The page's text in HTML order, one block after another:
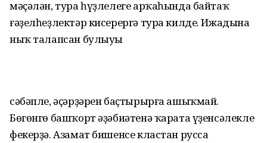
мәҫәлән, тура һүҙлелеге арҡаһында байтаҡ
ғәҙелһеҙлектәр кисерергә тура килде. Ижадына
ныҡ талапсан булыуы
сәбәпле, әҫәрҙәрен баҫтырырға ашыҡмай.
Бөгөнгө башҡорт әҙәбиәтенә ҡарата үҙенсәлекле
фекерҙә. Азамат бишенсе кластан русса